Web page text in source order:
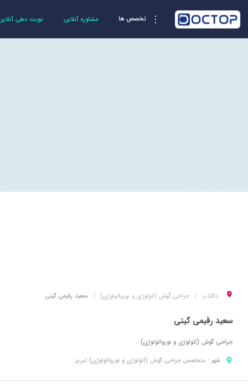
تخصص ها مشاوره آنلاین نوبت دهی
داکتاپ جراحی گوش (اتولوژی و نورواتولوژی) سعید رقیمی گیتی
سعید رقیمی گیتی
جراحی گوش (اتولوژی و نورواتولوژی)
شهر : متخصص جراحی گوش (اتولوژی و نورواتولوژی) تبریز